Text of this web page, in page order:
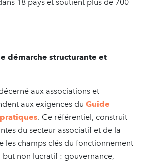
18 pays et soutient plus de 700
démarche structurante et
aux associations et
aux exigences du Guide
. Ce référentiel, construit
du secteur associatif et de la
les champs clés du fonctionnement
but non lucratif : gouvernance,